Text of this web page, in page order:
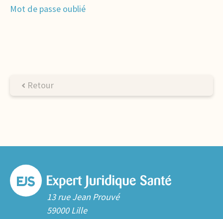
Mot de passe oublié
Retour
13 rue Jean Prouvé
59000 Lille